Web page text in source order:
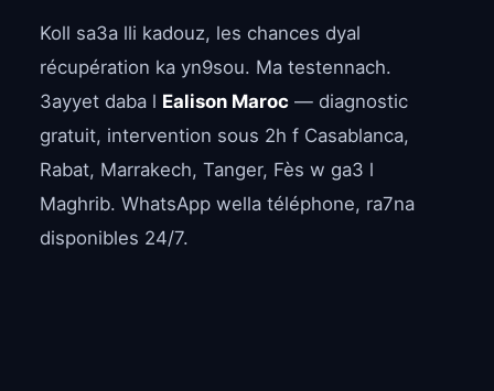
Koll sa3a lli kadouz, les chances dyal
récupération ka yn9sou. Ma testennach.
3ayyet daba l Ealison Maroc — diagnostic
gratuit, intervention sous 2h f Casablanca,
Rabat, Marrakech, Tanger, Fès w ga3 l
Maghrib. WhatsApp wella téléphone, ra7na
disponibles 24/7.